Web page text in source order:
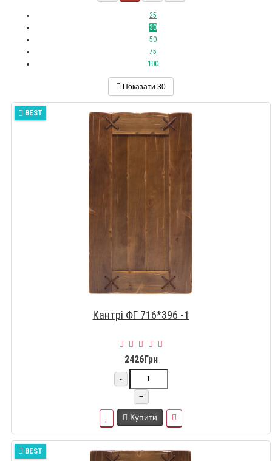
25
30
50
75
100
Показати 30
BEST
Кантрі ФГ 716*396 -1
2426Грн
-
+
Купити
BEST